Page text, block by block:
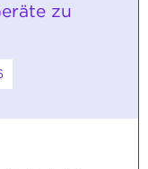
zu